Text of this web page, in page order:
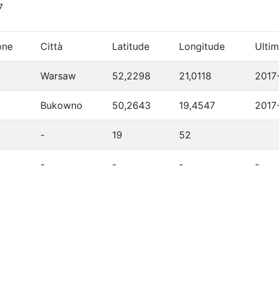
Città Latitude Longitude
Warsaw 52,2298 21,0118
Bukowno 50,2643 19,4547
- 19 52
- - - -